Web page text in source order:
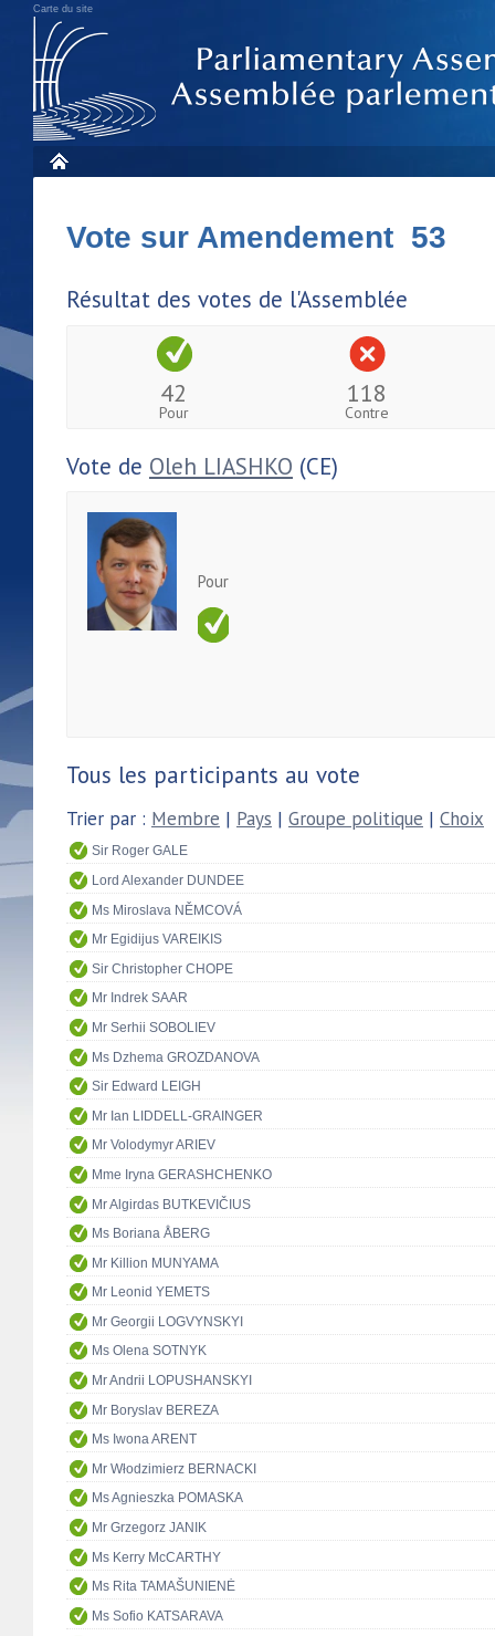
Carte du site
Vote sur Amendement 53
Résultat des votes de l'Assemblée
42
Pour
118
Contre
Vote de Oleh LIASHKO (CE)
Pour
Tous les participants au vote
Trier par : Membre | Pays | Groupe politique | Choix
Sir Roger GALE
Lord Alexander DUNDEE
Ms Miroslava NĚMCOVÁ
Mr Egidijus VAREIKIS
Sir Christopher CHOPE
Mr Indrek SAAR
Mr Serhii SOBOLIEV
Ms Dzhema GROZDANOVA
Sir Edward LEIGH
Mr Ian LIDDELL-GRAINGER
Mr Volodymyr ARIEV
Mme Iryna GERASHCHENKO
Mr Algirdas BUTKEVIČIUS
Ms Boriana ÅBERG
Mr Killion MUNYAMA
Mr Leonid YEMETS
Mr Georgii LOGVYNSKYI
Ms Olena SOTNYK
Mr Andrii LOPUSHANSKYI
Mr Boryslav BEREZA
Ms Iwona ARENT
Mr Włodzimierz BERNACKI
Ms Agnieszka POMASKA
Mr Grzegorz JANIK
Ms Kerry McCARTHY
Ms Rita TAMAŠUNIENĖ
Ms Sofio KATSARAVA